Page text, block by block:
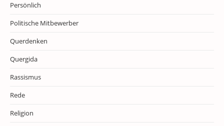
Persönlich
Politische Mitbewerber
Querdenken
Quergida
Rassismus
Rede
Religion